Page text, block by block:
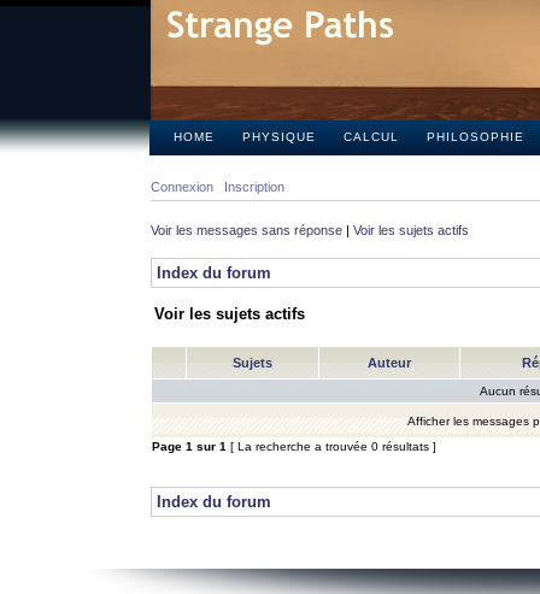
HOME PHYSIQUE CALCUL PHILOSOPHIE
Connexion Inscription
Voir les messages sans réponse | Voir les sujets actifs
Index du forum
Voir les sujets actifs
Sujets Auteur
Aucun
Afficher les messages
Page 1 sur 1 [ La recherche a trouvée 0 résultats ]
Index du forum